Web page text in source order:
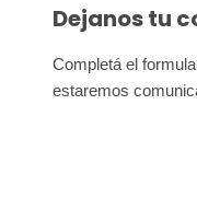
Dejanos tu
Completá el
estaremos